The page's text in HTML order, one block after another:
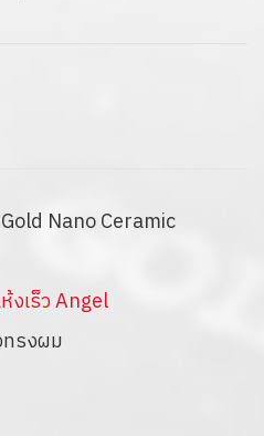
Nano Ceramic
เร็ว Angel
รงผม